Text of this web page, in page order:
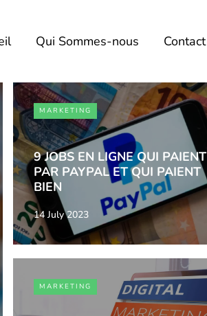
Qui Sommes-nous Contact
MARKETING
9 JOBS EN LIGNE QUI PAIENT
PAR PAYPAL ET QUI PAIENT
BIEN
14 July 2023
MARKETING